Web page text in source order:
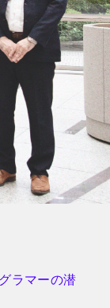
、あなたの志
とつ一つの接
が一方的に学
まで、お互い
ラマーの潜